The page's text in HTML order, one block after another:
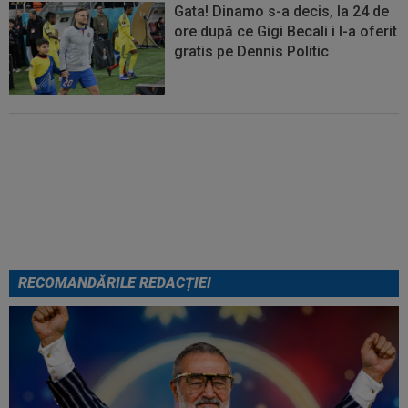
Gata! Dinamo s-a decis, la 24 de
ore după ce Gigi Becali i l-a oferit
gratis pe Dennis Politic
RECOMANDĂRILE REDACȚIEI